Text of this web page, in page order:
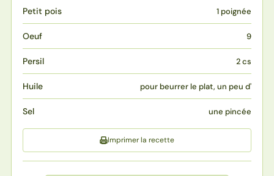
Petit pois 1 poignée
Oeuf 9
Persil 2 cs
Huile pour beurrer le plat, un peu d'
Sel une pincée
Imprimer la recette